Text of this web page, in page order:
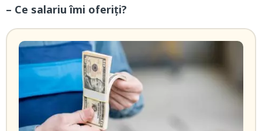
– Ce salariu îmi oferiți?